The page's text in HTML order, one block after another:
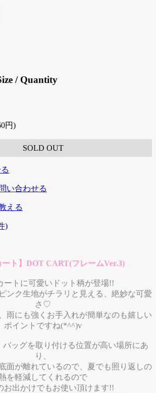
/ Quantity
円)
SOLD OUT
い合わせる
える
)
ート】DOT CART(フレームVer.3)
ートに可愛いドット柄が登場!!
ンク生地がチラリと見える、絶妙な可愛
さ♡
雨にも強くお手入れが簡単なのも嬉しい
ポイントですね(*^^)v
バッグを取り付ける位置が高い場所にあ
り、
面が離れているので、夏でも照り返しの
を軽減してくれるので
お出かけでもお使い頂けます!!